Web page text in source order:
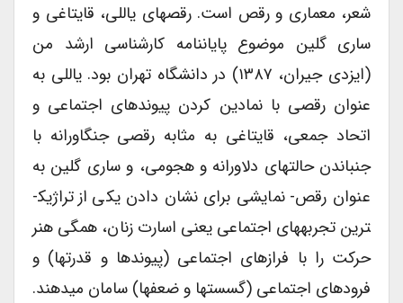
شعر، معماری و رقص است. رقص­های یاللی، قایتاغی و
ساری گلین موضوع پایان­نامه کارشناسی ارشد من
(ایزدی جیران، ۱۳۸۷) در دانشگاه تهران بود. یاللی به
عنوان رقصی با نمادین کردن پیوندهای اجتماعی و
اتحاد جمعی، قایتاغی به مثابه رقصی جنگاورانه با
جنباندن حالت­های دلاورانه و هجومی، و ساری گلین به
عنوان رقص- نمایشی برای نشان دادن یکی از تراژیک­
ترین تجربه­های اجتماعی یعنی اسارت زنان، همگی هنر
حرکت را با فرازهای اجتماعی (پیوندها و قدرت­ها) و
فرودهای اجتماعی (گسست­ها و ضعف­ها) سامان می­دهند.